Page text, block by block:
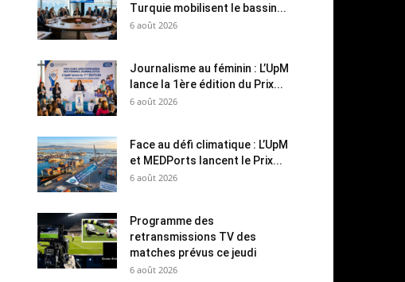
Turquie mobilisent le bassin...
6 août 2026
Journalisme au féminin : L’UpM
lance la 1ère édition du Prix...
6 août 2026
Face au défi climatique : L’UpM
et MEDPorts lancent le Prix...
6 août 2026
Programme des
retransmissions TV des
matches prévus ce jeudi
6 août 2026